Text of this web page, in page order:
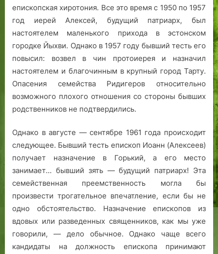
епископская хиротония. Все это время с 1950 по 1957
год иерей Алексей, будущий патриарх, был
настоятелем маленького прихода в эстонском
городке Йыхви. Однако в 1957 году бывший тесть его
повысил: возвел в чин протоиерея и назначил
настоятелем и благочинным в крупный город Тарту.
Опасения семейства Ридигеров относительно
возможного плохого отношения со стороны бывших
родственников не подтвердились.
Однако в августе — сентябре 1961 года происходит
следующее. Бывший тесть епископ Иоанн (Алексеев)
получает назначение в Горький, а его место
занимает… бывший зять — будущий патриарх! Эта
семейственная преемственность могла бы
произвести трогательное впечатление, если бы не
одно обстоятельство. Назначение епископов из
вдовых или разведенных священников, как мы уже
говорили, — дело обычное. Однако чаще всего
кандидаты на должность епископа принимают